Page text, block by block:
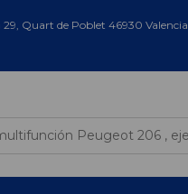
29, Quart de Poblet 46930 Valencia